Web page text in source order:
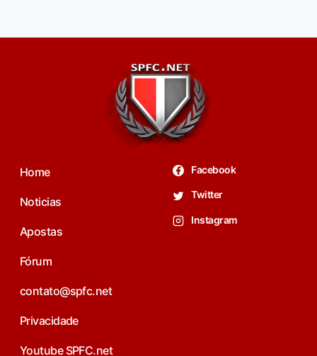
Home
Noticias
Apostas
Fórum
contato@spfc.net
Privacidade
Youtube SPFC.net
Facebook
Twitter
Instagram